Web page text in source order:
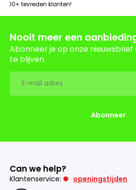
klanten!
Nooit meer een
Abonneer je op onze
te blijven.
Abonneer
Can we help?
Klantenservice:
openingstijden